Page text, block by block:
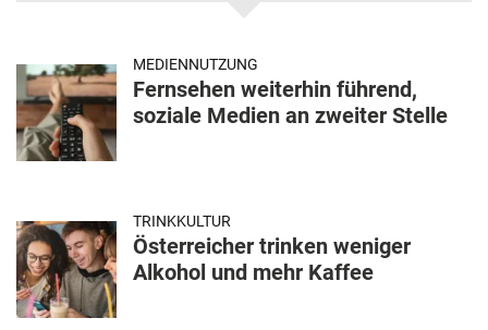
MEDIENNUTZUNG
Fernsehen weiterhin führend,
soziale Medien an zweiter Stelle
TRINKKULTUR
Österreicher trinken weniger
Alkohol und mehr Kaffee